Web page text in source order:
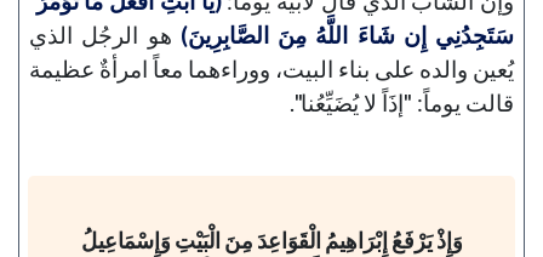
سَتَجِدُنِي إِن شَاءَ اللَّهُ مِنَ الصَّابِرِينَ) هو الرجُل الذي
يُعين والده على بناء البيت، ووراءهما معاً امرأةٌ عظيمة
قالت يوماً: "إذَاً لا يُضَيِّعُنا".
وَإِذْ يَرْفَعُ إِبْرَاهِيمُ الْقَوَاعِدَ مِنَ الْبَيْتِ وَإِسْمَاعِيلُ